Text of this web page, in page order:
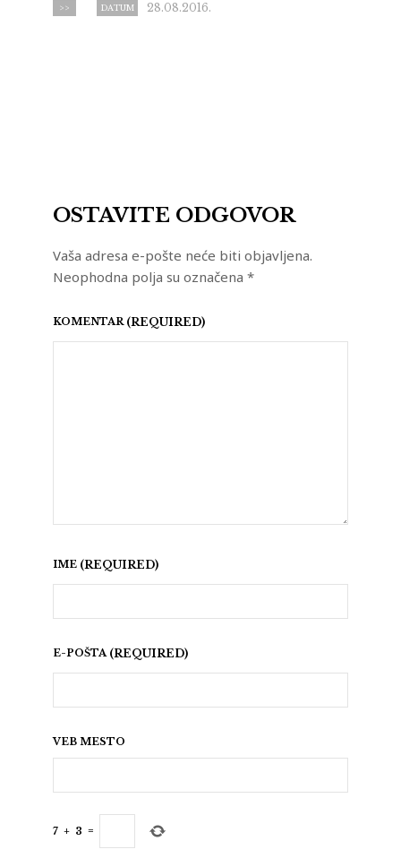
>> DATUM 28.08.2016.
OSTAVITE ODGOVOR
Vaša adresa e-pošte neće biti objavljena.
Neophodna polja su označena *
KOMENTAR
IME
E-POŠTA
VEB MESTO
7 + 3 =